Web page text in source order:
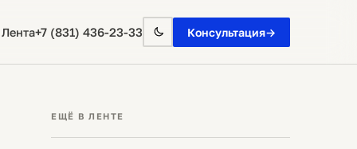
+7 (831) 436-23-33 Консультация→
ЕЩЁ В ЛЕНТЕ